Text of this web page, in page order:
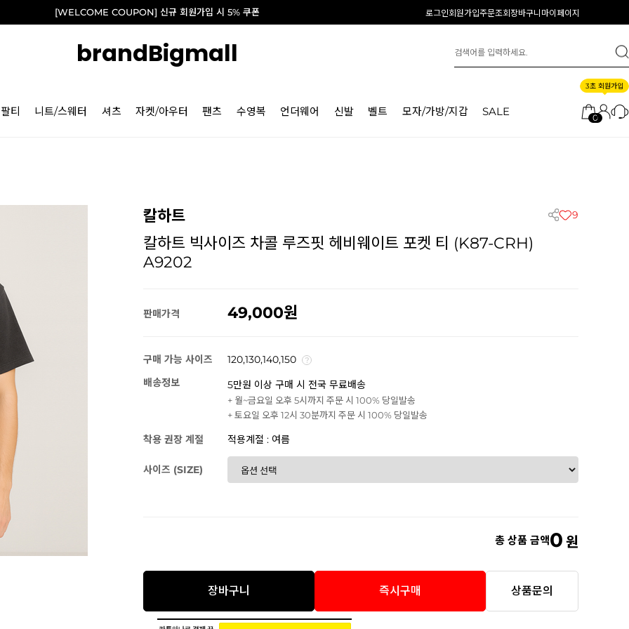
[WELCOME COUPON] 신규 회원가입 시 5% 쿠폰 로그인회원가입주문조회장바구니 마이페이지
brandBigmall
티 니트/스웨터 셔츠 자켓/아우터 팬츠 수영복 언더웨어 신발 벨트 모자/가방/지갑 SALE 0
3초 회원가입
칼하트 9
칼하트 빅사이즈 차콜 루즈핏 헤비웨이트 포켓 티 (K87-CRH)
A9202
판매가격 49,000
구매 가능 사이즈
120,130,140,150
배송정보
5만원 이상 구매 시 전국 무료배송
+ 월~금요일 오후 5시까지 주문 시 100% 당일발송
+ 토요일 오후 12시 30분까지 주문 시 100% 당일발송
착용 권장 계절 적용계절 : 여름
사이즈 (SIZE)
총 상품 금액0 원
장바구니 즉시구매 상품문의